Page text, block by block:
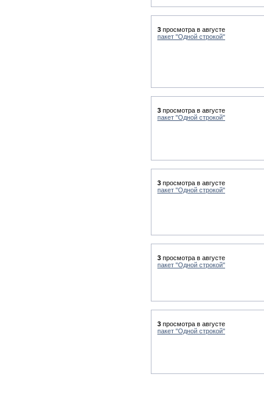
3 просмотра в августе
пакет "Одной строкой"
3 просмотра в августе
пакет "Одной строкой"
3 просмотра в августе
пакет "Одной строкой"
3 просмотра в августе
пакет "Одной строкой"
3 просмотра в августе
пакет "Одной строкой"